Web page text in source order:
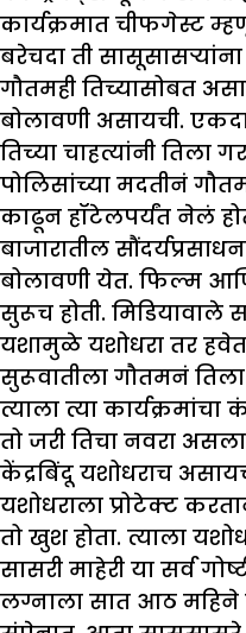
कार्यक्रमात चीफगेस्ट
बरेचदा ती
गौतमही तिच्यासोबत
बोलावणी असायची.
तिच्या चाहत्यांनी तिला
पोलिसांच्या मदतीनं
काढून हॉटेलपर्यंत नेलं होतं.
बाजारातील
बोलावणी येत. फिल्म
सुरूच होती. मिडियावाले
यशामुळे यशोधरा तर
सुरूवातीला गौतमनं
त्याला त्या
तो जरी तिचा नवरा
केंद्रबिंदू यशोधराच
यशोधराला प्रोटेक्ट
तो खुश होता. त्याला
सासरी माहेरी या सर्व
लग्नाला सात आठ महिने